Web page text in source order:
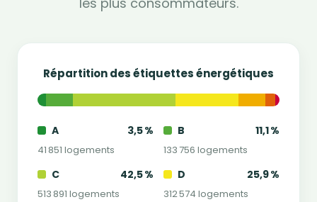
Répartition des étiquettes énergétiques
A 3,5 %
41 851 logements
B 11,1 %
133 756 logements
C 42,5 %
513 891 logements
D 25,9 %
312 574 logements